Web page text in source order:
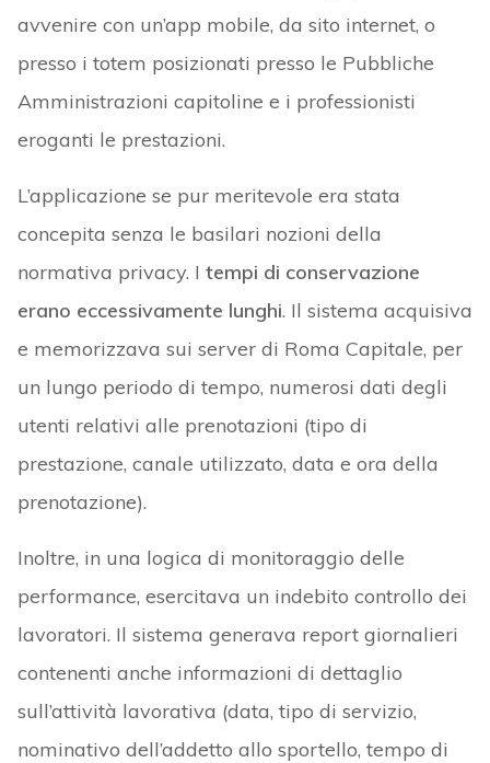
avvenire con un’app mobile, da sito internet, o
presso i totem posizionati presso le Pubbliche
Amministrazioni capitoline e i professionisti
eroganti le prestazioni.
L’applicazione se pur meritevole era stata
concepita senza le basilari nozioni della
normativa privacy. I tempi di conservazione
erano eccessivamente lunghi. Il sistema acquisiva
e memorizzava sui server di Roma Capitale, per
un lungo periodo di tempo, numerosi dati degli
utenti relativi alle prenotazioni (tipo di
prestazione, canale utilizzato, data e ora della
prenotazione).
Inoltre, in una logica di monitoraggio delle
performance, esercitava un indebito controllo dei
lavoratori. Il sistema generava report giornalieri
contenenti anche informazioni di dettaglio
sull’attività lavorativa (data, tipo di servizio,
nominativo dell’addetto allo sportello, tempo di